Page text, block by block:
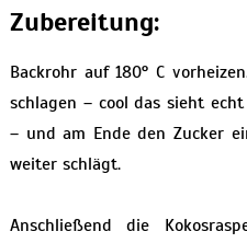
Zubereitung:
Backrohr auf 180° C
schlagen – cool das sieht
– und am Ende den Zucker
weiter schlägt.
Anschließend die